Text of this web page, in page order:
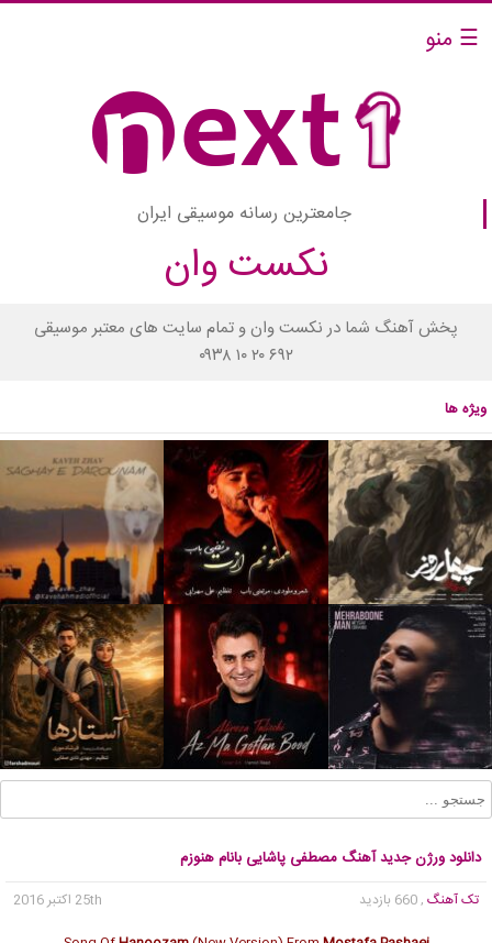
☰ منو
جامعترین رسانه موسیقی ایران
نکست وان
پخش آهنگ شما در نکست وان و تمام سایت های معتبر موسیقی
۰۹۳۸ ۱۰ ۲۰ ۶۹۲
ویژه ها
دانلود ورژن جدید آهنگ مصطفی پاشایی بانام هنوزم
تک آهنگ , 660 بازدید
25th اکتبر 2016